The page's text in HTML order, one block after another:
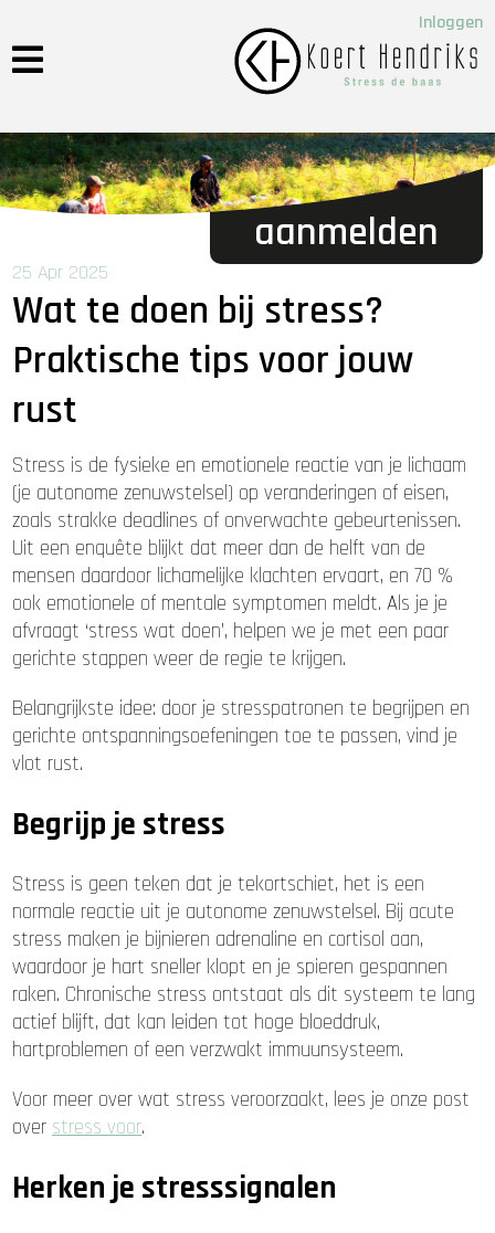
Inloggen
aanmelden
25 Apr 2025
Wat te doen bij stress?
Praktische tips voor jouw
rust
Stress is de fysieke en emotionele reactie van je lichaam
(je autonome zenuwstelsel) op veranderingen of eisen,
zoals strakke deadlines of onverwachte gebeurtenissen.
Uit een enquête blijkt dat meer dan de helft van de
mensen daardoor lichamelijke klachten ervaart, en 70 %
ook emotionele of mentale symptomen meldt. Als je je
afvraagt ‘stress wat doen’, helpen we je met een paar
gerichte stappen weer de regie te krijgen.
Belangrijkste idee: door je stresspatronen te begrijpen en
gerichte ontspanningsoefeningen toe te passen, vind je
vlot rust.
Begrijp je stress
Stress is geen teken dat je tekortschiet, het is een
normale reactie uit je autonome zenuwstelsel. Bij acute
stress maken je bijnieren adrenaline en cortisol aan,
waardoor je hart sneller klopt en je spieren gespannen
raken. Chronische stress ontstaat als dit systeem te lang
actief blijft, dat kan leiden tot hoge bloeddruk,
hartproblemen of een verzwakt immuunsysteem.
Voor meer over wat stress veroorzaakt, lees je onze post
overstress voor.
Herken je stresssignalen